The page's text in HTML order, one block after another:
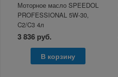
Моторное масло SPEEDOL
PROFESSIONAL 5W-30,
C2/C3 4л
3 836 руб.
В корзину